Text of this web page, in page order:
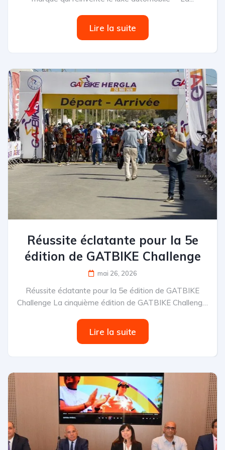
Lire la suite
Réussite éclatante pour la 5e
édition de GATBIKE Challenge
mai 26, 2026
Réussite éclatante pour la 5e édition de GATBIKE
Challenge La cinquième édition de GATBIKE Challenge,
Lire la suite